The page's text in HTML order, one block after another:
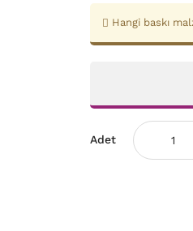
Hangi baskı
Adet